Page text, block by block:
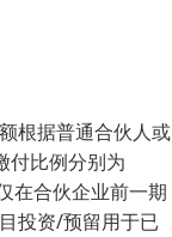
根据普通合伙人或
付比例分别为
在合伙企业前一期
投资/预留用于已